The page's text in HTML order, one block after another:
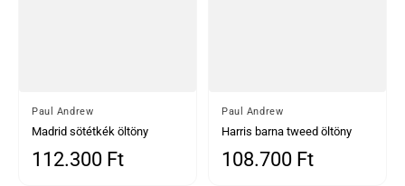
Által
Paul Andrew
Madrid sötétkék öltöny
kontrasztos Harris barna
tweed mellénnyel
Normál ár
112.300 Ft
Által
Paul Andrew
Harris barna tweed öltöny
kontrasztos Mayfair sötétkék
nadrággal
Normál ár
108.700 Ft